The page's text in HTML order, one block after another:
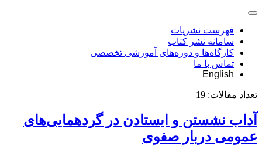
فهرست نشریات
سامانه نشر کتاب
کارگاه‌ها و دوره‌های آموزشی تخصصی
تماس با ما
English
تعداد مقالات: 19
آداب نشستن و ایستادن در گردهمایی‌های
عمومی دربار صفوی